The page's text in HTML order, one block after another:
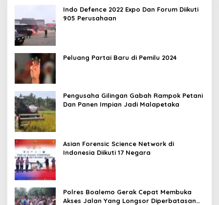
Indo Defence 2022 Expo Dan Forum Diikuti
905 Perusahaan
Peluang Partai Baru di Pemilu 2024
Pengusaha Gilingan Gabah Rampok Petani
Dan Panen Impian Jadi Malapetaka
Asian Forensic Science Network di
Indonesia Diikuti 17 Negara
Polres Boalemo Gerak Cepat Membuka
Akses Jalan Yang Longsor Diperbatasan